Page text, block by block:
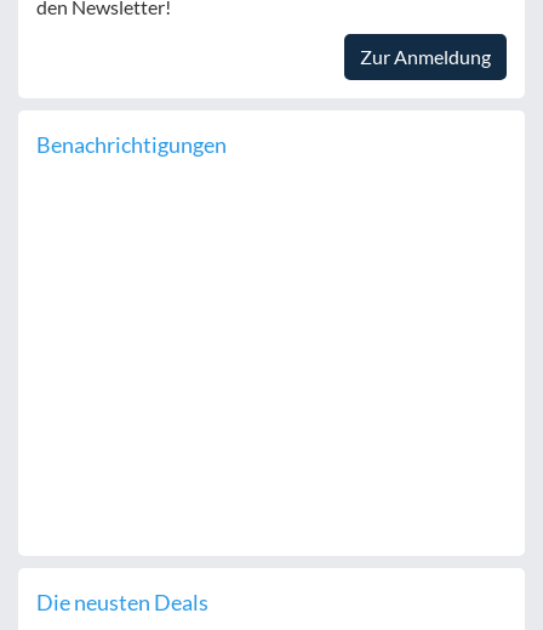
den Newsletter!
Zur Anmeldung
Benachrichtigungen
Die neusten Deals